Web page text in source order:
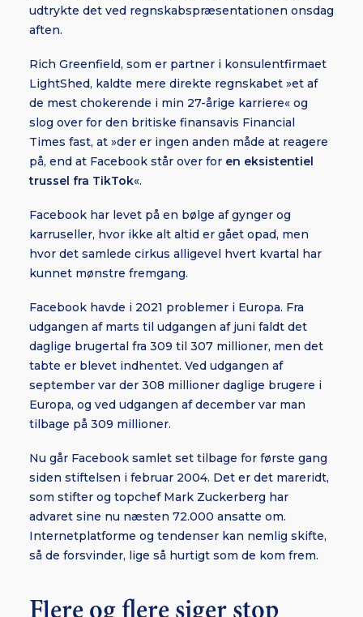
udtrykte det ved regnskabspræsentationen onsdag
aften.
Rich Greenfield, som er partner i konsulentfirmaet
LightShed, kaldte mere direkte regnskabet »et af
de mest chokerende i min 27-årige karriere« og
slog over for den britiske finansavis Financial
Times fast, at »der er ingen anden måde at reagere
på, end at Facebook står over for en eksistentiel
trussel fra TikTok«.
Facebook har levet på en bølge af gynger og
karruseller, hvor ikke alt altid er gået opad, men
hvor det samlede cirkus alligevel hvert kvartal har
kunnet mønstre fremgang.
Facebook havde i 2021 problemer i Europa. Fra
udgangen af marts til udgangen af juni faldt det
daglige brugertal fra 309 til 307 millioner, men det
tabte er blevet indhentet. Ved udgangen af
september var der 308 millioner daglige brugere i
Europa, og ved udgangen af december var man
tilbage på 309 millioner.
Nu går Facebook samlet set tilbage for første gang
siden stiftelsen i februar 2004. Det er det mareridt,
som stifter og topchef Mark Zuckerberg har
advaret sine nu næsten 72.000 ansatte om.
Internetplatforme og tendenser kan nemlig skifte,
så de forsvinder, lige så hurtigt som de kom frem.
Flere og flere siger stop